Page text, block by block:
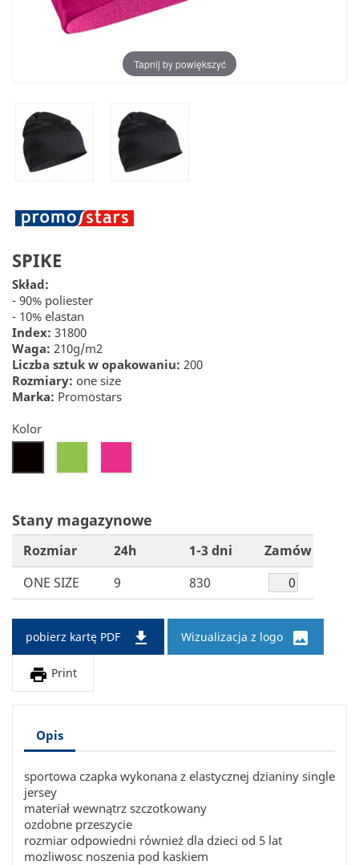
Tapnij by powiększyć
SPIKE
Skład:
- 90% poliester
- 10% elastan
Index: 31800
Waga: 210g/m2
Liczba sztuk w opakowaniu: 200
Rozmiary: one size
Marka: Promostars
Kolor
Stany magazynowe
Rozmiar 24h 1-3 dni
Zamów
ONE SIZE
9 830
pobierz kartę PDF  Wizualizacja z logo

 Print
Opis
sportowa czapka wykonana z elastycznej dzianiny single
jersey
materiał wewnątrz szczotkowany
ozdobne przeszycie
rozmiar odpowiedni również dla dzieci od 5 lat
mozliwosc noszenia pod kaskiem